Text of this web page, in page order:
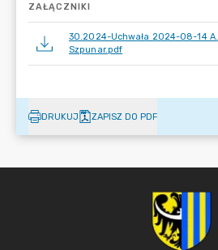
ZAŁĄCZNIKI
30.2024-Uchwała 2024-08-14 A.
Szpunar.pdf
DRUKUJ ZAPISZ DO PDF